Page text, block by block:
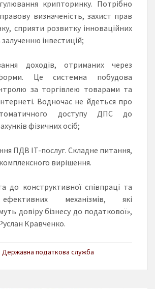
крипторинку. Потрібно
визначеність, захист прав
сприяти розвитку інноваційних
залученню інвестицій;
доходів, отриманих через
Це системна побудова
за торгівлею товарами та
Водночас не йдеться про
доступу ДПС до
фізичних осіб;
ПДВ IT-послуг. Складне питання,
вирішення.
до конструктивної співпраці та
ефективних механізмів, які
довіру бізнесу до податкової»,
Кравченко.
Державна податкова служба